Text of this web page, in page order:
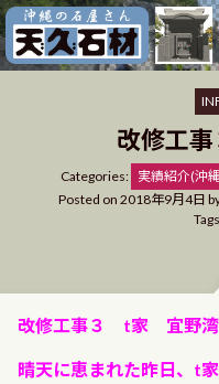
Skip
to
content
改修工
Categories: Categories
実績紹介(沖
Posted on 2018年9月4日
改修工事３ t家 宜野
晴天に恵まれた昨日、t